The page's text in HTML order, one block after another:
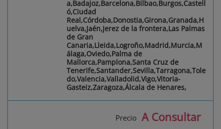
a,Badajoz,Barcelona,Bilbao,Burgos,Castell
ó,Ciudad
Real,Córdoba,Donostia,Girona,Granada,H
uelva,Jaén,Jerez de la frontera,Las Palmas
de Gran
Canaria,Lleida,Logroño,Madrid,Murcia,M
álaga,Oviedo,Palma de
Mallorca,Pamplona,Santa Cruz de
Tenerife,Santander,Sevilla,Tarragona,Tole
do,Valencia,Valladolid,Vigo,Vitoria-
Gasteiz,Zaragoza,Álcala de Henares,
Precio A Consultar